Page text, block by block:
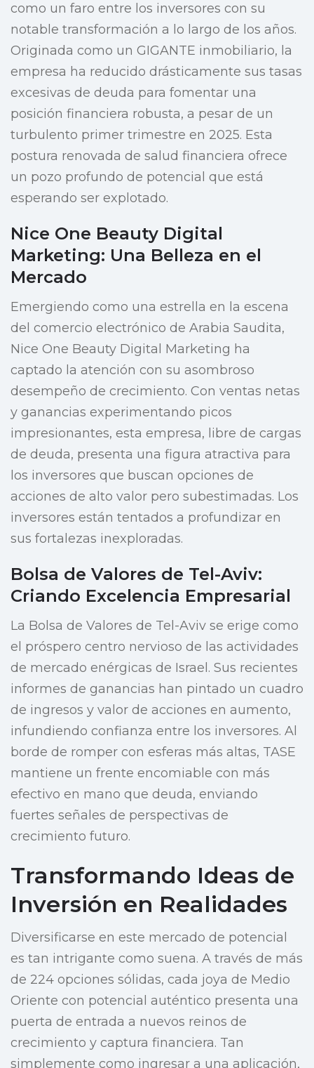
como un faro entre los inversores con su
notable transformación a lo largo de los años.
Originada como un GIGANTE inmobiliario, la
empresa ha reducido drásticamente sus tasas
excesivas de deuda para fomentar una
posición financiera robusta, a pesar de un
turbulento primer trimestre en 2025. Esta
postura renovada de salud financiera ofrece
un pozo profundo de potencial que está
esperando ser explotado.
Nice One Beauty Digital
Marketing: Una Belleza en el
Mercado
Emergiendo como una estrella en la escena
del comercio electrónico de Arabia Saudita,
Nice One Beauty Digital Marketing ha
captado la atención con su asombroso
desempeño de crecimiento. Con ventas netas
y ganancias experimentando picos
impresionantes, esta empresa, libre de cargas
de deuda, presenta una figura atractiva para
los inversores que buscan opciones de
acciones de alto valor pero subestimadas. Los
inversores están tentados a profundizar en
sus fortalezas inexploradas.
Bolsa de Valores de Tel-Aviv:
Criando Excelencia Empresarial
La Bolsa de Valores de Tel-Aviv se erige como
el próspero centro nervioso de las actividades
de mercado enérgicas de Israel. Sus recientes
informes de ganancias han pintado un cuadro
de ingresos y valor de acciones en aumento,
infundiendo confianza entre los inversores. Al
borde de romper con esferas más altas, TASE
mantiene un frente encomiable con más
efectivo en mano que deuda, enviando
fuertes señales de perspectivas de
crecimiento futuro.
Transformando Ideas de
Inversión en Realidades
Diversificarse en este mercado de potencial
es tan intrigante como suena. A través de más
de 224 opciones sólidas, cada joya de Medio
Oriente con potencial auténtico presenta una
puerta de entrada a nuevos reinos de
crecimiento y captura financiera. Tan
simplemente como ingresar a una aplicación,